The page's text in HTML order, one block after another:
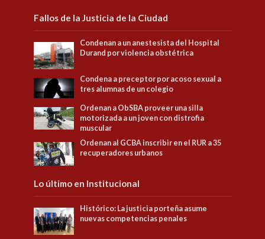
Fallos de la Justicia de la Ciudad
Condenan a un anestesista del Hospital
Durand por violencia obstétrica
Condena a preceptor por acoso sexual a
tres alumnas de un colegio
Ordenan a ObSBA proveer una silla
motorizada a un joven con distrofia
muscular
Ordenan al GCBA inscribir en el RUR a 35
recuperadores urbanos
Lo último en Institucional
Histórico: La justicia porteña asume
nuevas competencias penales